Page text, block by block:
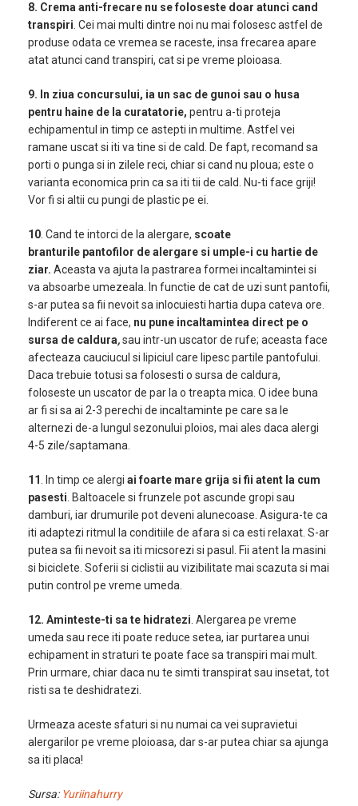
8. Crema anti-frecare nu se foloseste doar atunci cand
transpiri . Cei mai multi dintre noi nu mai folosesc astfel de
produse odata ce vremea se raceste, insa frecarea apare
atat atunci cand transpiri, cat si pe vreme ploioasa.
9. In ziua concursului, ia un sac de gunoi sau o husa
pentru haine de la curatatorie, pentru a-ti proteja
echipamentul in timp ce astepti in multime. Astfel vei
ramane uscat si iti va tine si de cald. De fapt, recomand sa
porti o punga si in zilele reci, chiar si cand nu ploua; este o
varianta economica prin ca sa iti tii de cald. Nu-ti face griji!
Vor fi si altii cu pungi de plastic pe ei.
10 . Cand te intorci de la alergare, scoate
branturile pantofilor de alergare si umple-i cu hartie de
ziar. Aceasta va ajuta la pastrarea formei incaltamintei si
va absoarbe umezeala. In functie de cat de uzi sunt pantofii,
s-ar putea sa fii nevoit sa inlocuiesti hartia dupa cateva ore.
Indiferent ce ai face, nu pune incaltamintea direct pe o
sursa de caldura,sau intr-un uscator de rufe; aceasta face
afecteaza cauciucul si lipiciul care lipesc partile pantofului.
Daca trebuie totusi sa folosesti o sursa de caldura,
foloseste un uscator de par la o treapta mica. O idee buna
ar fi si sa ai 2-3 perechi de incaltaminte pe care sa le
alternezi de-a lungul sezonului ploios, mai ales daca alergi
4-5 zile/saptamana.
11 . In timp ce alergi ai foarte mare grija si fii atent la cum
pasesti . Baltoacele si frunzele pot ascunde gropi sau
damburi, iar drumurile pot deveni alunecoase. Asigura-te ca
iti adaptezi ritmul la conditiile de afara si ca esti relaxat. S-ar
putea sa fii nevoit sa iti micsorezi si pasul. Fii atent la masini
si biciclete. Soferii si ciclistii au vizibilitate mai scazuta si mai
putin control pe vreme umeda.
12. Aminteste-ti sa te hidratezi . Alergarea pe vreme
umeda sau rece iti poate reduce setea, iar purtarea unui
echipament in straturi te poate face sa transpiri mai mult.
Prin urmare, chiar daca nu te simti transpirat sau insetat, tot
risti sa te deshidratezi.
Urmeaza aceste sfaturi si nu numai ca vei supravietui
alergarilor pe vreme ploioasa, dar s-ar putea chiar sa ajunga
sa iti placa!
Sursa: Yuriinahurry